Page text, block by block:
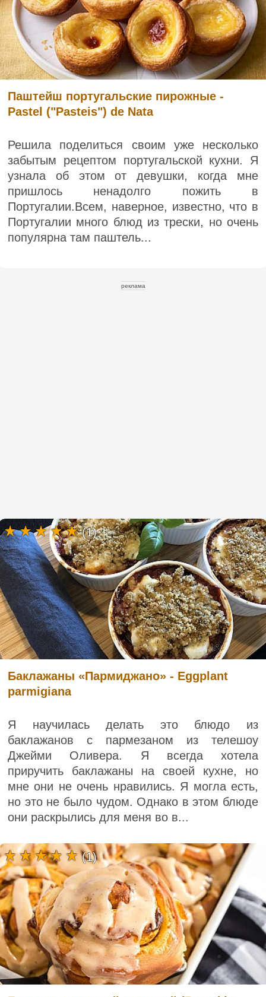
Паштейш португальские пирожные -
Pastel ("Pasteis") de Nata
Решила поделиться своим уже несколько
забытым рецептом португальской кухни. Я
узнала об этом от девушки, когда мне
пришлось ненадолго пожить в
Португалии.Всем, наверное, известно, что в
Португалии много блюд из трески, но очень
популярна там паштель...
реклама
Баклажаны «Пармиджано» - Eggplant
parmigiana
Я научилась делать это блюдо из
баклажанов с пармезаном из телешоу
Джейми Оливера. Я всегда хотела
приручить баклажаны на своей кухне, но
мне они не очень нравились. Я могла есть,
но это не было чудом. Однако в этом блюде
они раскрылись для меня во в...
(1)
(1)